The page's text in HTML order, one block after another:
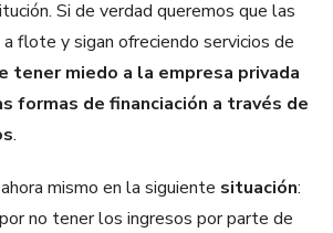
Si de verdad queremos que las
flote y sigan ofreciendo servicios de
tener miedo a la empresa privada
formas de financiación a través de
.
mismo en la siguiente situación:
no tener los ingresos por parte de